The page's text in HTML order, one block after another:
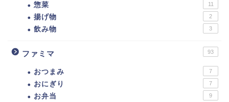
惣菜 11
揚げ物 2
飲み物 3
ファミマ 93
おつまみ 7
おにぎり 7
お弁当 9